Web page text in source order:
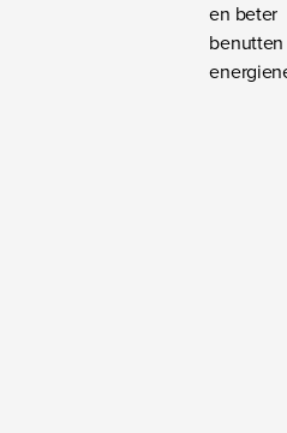
en beter
benutten